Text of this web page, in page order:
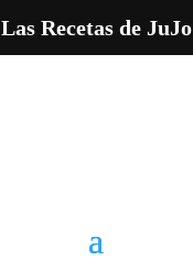
Las Recetas de JuJo